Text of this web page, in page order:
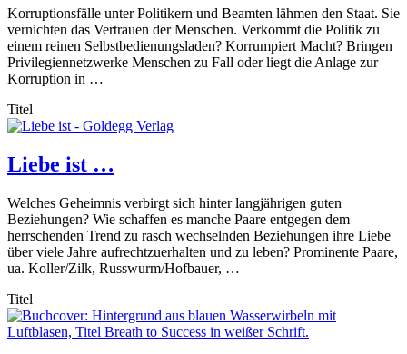
Korruptionsfälle unter Politikern und Beamten lähmen den Staat. Sie
vernichten das Vertrauen der Menschen. Verkommt die Politik zu
einem reinen Selbstbedienungsladen? Korrumpiert Macht? Bringen
Privilegiennetzwerke Menschen zu Fall oder liegt die Anlage zur
Korruption in …
Titel
Liebe ist …
Welches Geheimnis verbirgt sich hinter langjährigen guten
Beziehungen? Wie schaffen es manche Paare entgegen dem
herrschenden Trend zu rasch wechselnden Beziehungen ihre Liebe
über viele Jahre aufrechtzuerhalten und zu leben? Prominente Paare,
ua. Koller/Zilk, Russwurm/Hofbauer, …
Titel